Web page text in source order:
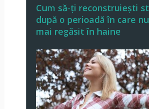
Cum să-ți reconstruiești
după o perioadă în care
mai regăsit în haine